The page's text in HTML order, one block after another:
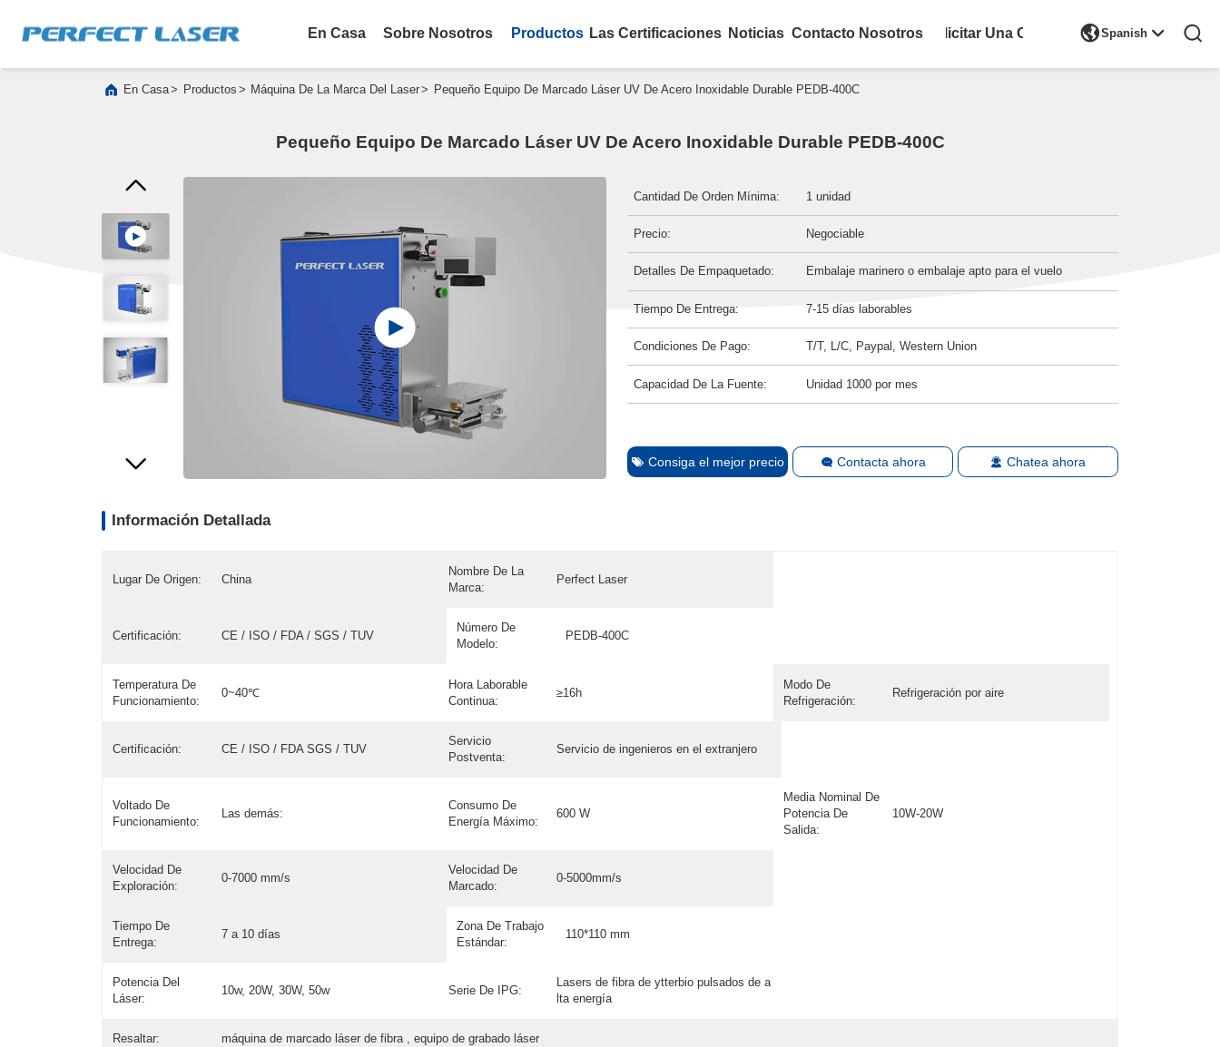
En Casa Sobre Nosotros Productos Las Certificaciones Noticias Contacto Nosotros Solicitar Una Cita Spanish 
En Casa> Productos > Máquina De La Marca Del Laser> Pequeño Equipo De Marcado Láser UV De Acero Inoxidable Durable PEDB-400C
Pequeño Equipo De Marcado Láser UV De Acero Inoxidable Durable PEDB-400C
Cantidad De Orden Mínima: 1 unidad
Precio: Negociable
Detalles De Empaquetado: Embalaje marinero o embalaje apto para el vuelo
Tiempo De Entrega: 7-15 días laborables
Condiciones De Pago: T/T, L/C, Paypal, Western Union
Capacidad De La Fuente: Unidad 1000 por mes
Consiga el mejor precio Contacta ahora Chatea ahora
Información Detallada
Lugar De Origen: China
Nombre De La
Marca:
Perfect Laser
Certificación: CE / ISO / FDA / SGS / TUV
Número De
Modelo:
PEDB-400C
Temperatura De
Funcionamiento:
0~40℃
Hora Laborable
Continua:
≥16h
Modo De
Refrigeración:
Refrigeración por aire
Certificación: CE / ISO / FDA SGS / TUV
Servicio
Postventa:
Servicio de ingenieros en el extranjero
Voltado De
Funcionamiento:
Las demás:
Consumo De
Energía Máximo:
600 W
Media Nominal De
Potencia De
Salida:
10W-20W
Velocidad De
Exploración:
0-7000 mm/s
Velocidad De
Marcado:
0-5000mm/s
Tiempo De
Entrega:
7 a 10 días
Zona De Trabajo
Estándar:
110*110 mm
Potencia Del
Láser:
10w, 20W, 30W, 50w Serie De IPG:
Lasers de fibra de ytterbio pulsados de a
lta energía
Resaltar: máquina de marcado láser de fibra , equipo de grabado láser